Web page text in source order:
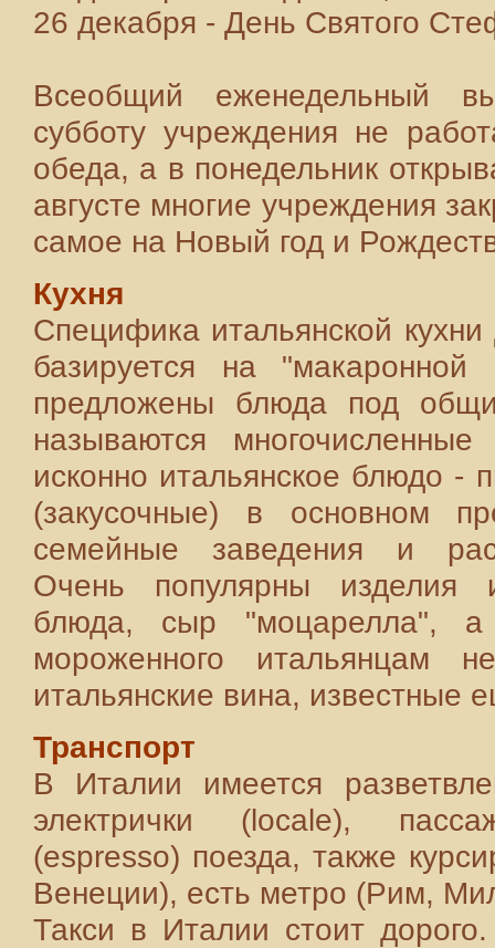
26 декабря - День Святого
Всеобщий еженедельный
субботу учреждения не
обеда, а в понедельник
августе многие учреждения
самое на Новый год и
Кухня
Специфика итальянской
базируется на
предложены блюда под
называются
исконно итальянское блюдо -
(закусочные) в основном
семейные заведения и
Очень популярны изделия
блюда, сыр "моцарелла",
мороженного итальянцам
итальянские вина, известные
Транспорт
В Италии имеется
электрички (locale),
(espresso) поезда, также
Венеции), есть метро (Рим,
Такси в Италии стоит